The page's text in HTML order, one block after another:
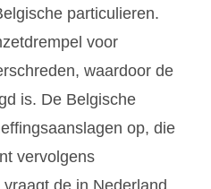
particulieren.
voor
waardoor de
is. De Belgische
op, die
vervolgens
de in Nederland